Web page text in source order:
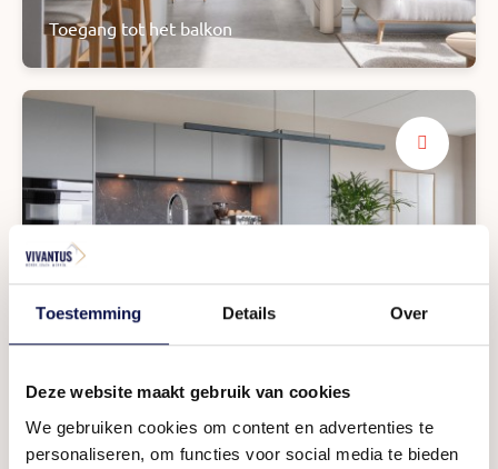
Toestemming Details Over
Deze website maakt gebruik van cookies
We gebruiken cookies om content en advertenties te
personaliseren, om functies voor social media te bieden
Toegang tot het balkon
Open keuken
Met inbouwapparatuur